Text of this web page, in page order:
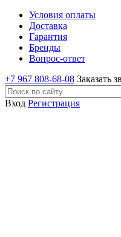
Условия оплаты
Доставка
Гарантия
Бренды
Вопрос-ответ
+7 967 808-68-08 Заказать
Вход Регистрация